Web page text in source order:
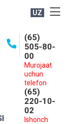
UZ
(65)
505-80-
00
Murojaat
uchun
telefon
(65)
220-10-
02
Ishonch